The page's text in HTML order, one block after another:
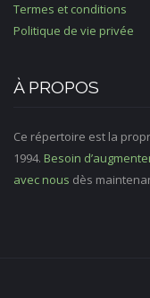
Termes et conditions
Politique de vie privée
À PROPOS
Ce répertoire est la
1994. Besoin
avec nous dès